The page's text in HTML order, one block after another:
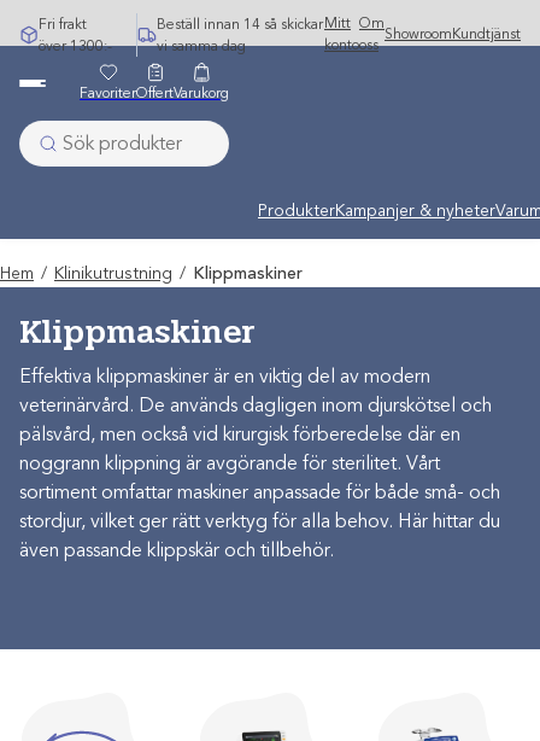
Hoppa
till
Fri frakt
över 1300:-
Beställ innan 14 så skickar
vi samma dag
Mitt
konto
Om
oss
Showroom Kundtjänst
ProdukterKampanjer & nyheter
FavoriterOffertVarukorg
Hem / Klinikutrustning / Klippmaskiner
Klippmaskiner
Effektiva klippmaskiner är en viktig del av modern
veterinärvård. De används dagligen inom djurskötsel och
pälsvård, men också vid kirurgisk förberedelse där en
noggrann klippning är avgörande för sterilitet. Vårt
sortiment omfattar maskiner anpassade för både små- och
stordjur, vilket ger rätt verktyg för alla behov. Här hittar du
även passande klippskär och tillbehör.